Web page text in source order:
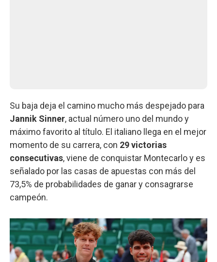
Su baja deja el camino mucho más despejado para
Jannik Sinner, actual número uno del mundo y
máximo favorito al título. El italiano llega en el mejor
momento de su carrera, con 29 victorias
consecutivas, viene de conquistar Montecarlo y es
señalado por las casas de apuestas con más del
73,5% de probabilidades de ganar y consagrarse
campeón.